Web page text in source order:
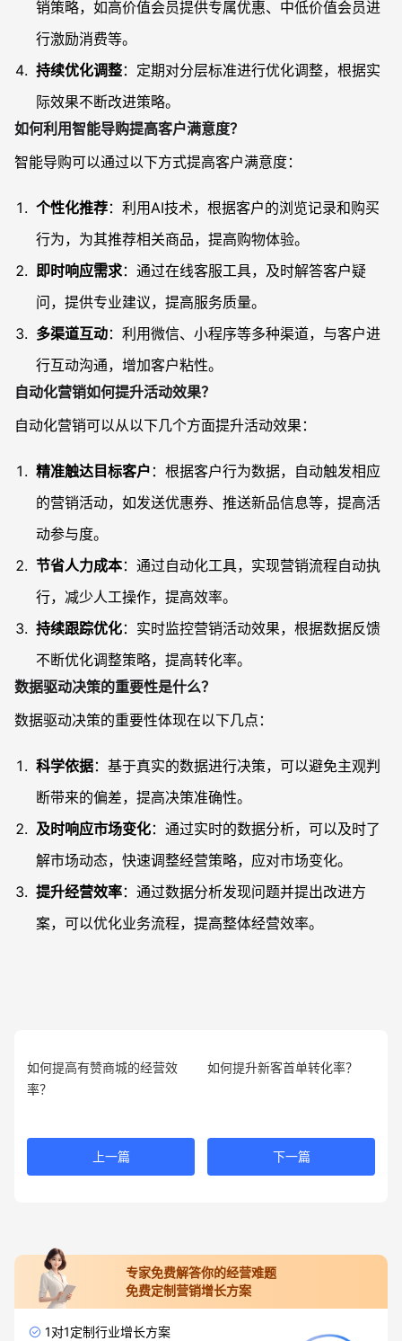
销策略，如高价值会员提供专属优惠、中低价值会员进
行激励消费等。
持续优化调整：定期对分层标准进行优化调整，根据实
际效果不断改进策略。
如何利用智能导购提高客户满意度？
智能导购可以通过以下方式提高客户满意度：
个性化推荐：利用AI技术，根据客户的浏览记录和购买
行为，为其推荐相关商品，提高购物体验。
即时响应需求：通过在线客服工具，及时解答客户疑
问，提供专业建议，提高服务质量。
多渠道互动：利用微信、小程序等多种渠道，与客户进
行互动沟通，增加客户粘性。
自动化营销如何提升活动效果？
自动化营销可以从以下几个方面提升活动效果：
精准触达目标客户 ：根据客户行为数据，自动触发相应
的营销活动，如发送优惠券、推送新品信息等，提高活
动参与度。
节省人力成本：通过自动化工具，实现营销流程自动执
行，减少人工操作，提高效率。
持续跟踪优化：实时监控营销活动效果，根据数据反馈
不断优化调整策略，提高转化率。
数据驱动决策的重要性是什么？
数据驱动决策的重要性体现在以下几点：
科学依据：基于真实的数据进行决策，可以避免主观判
断带来的偏差，提高决策准确性。
及时响应市场变化：通过实时的数据分析，可以及时了
解市场动态，快速调整经营策略，应对市场变化。
提升经营效率：通过数据分析发现问题并提出改进方
案，可以优化业务流程，提高整体经营效率。
如何提高有赞商城的经营效
率？
上一篇
如何提升新客首单转化率？
下一篇
专家免费解答你的经营难题
免费定制营销增长方案
1对1定制行业增长方案